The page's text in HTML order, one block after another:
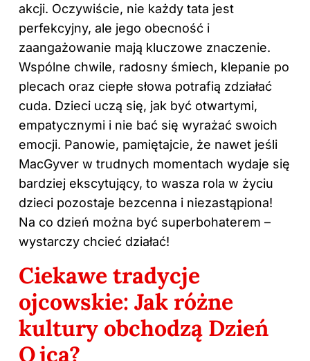
akcji. Oczywiście, nie każdy tata jest
perfekcyjny, ale jego obecność i
zaangażowanie mają kluczowe znaczenie.
Wspólne chwile, radosny śmiech, klepanie po
plecach oraz ciepłe słowa potrafią zdziałać
cuda. Dzieci uczą się, jak być otwartymi,
empatycznymi i nie bać się wyrażać swoich
emocji. Panowie, pamiętajcie, że nawet jeśli
MacGyver w trudnych momentach wydaje się
bardziej ekscytujący, to wasza rola w życiu
dzieci pozostaje bezcenna i niezastąpiona!
Na co dzień można być superbohaterem –
wystarczy chcieć działać!
Ciekawe tradycje
ojcowskie: Jak różne
kultury obchodzą Dzień
Ojca?